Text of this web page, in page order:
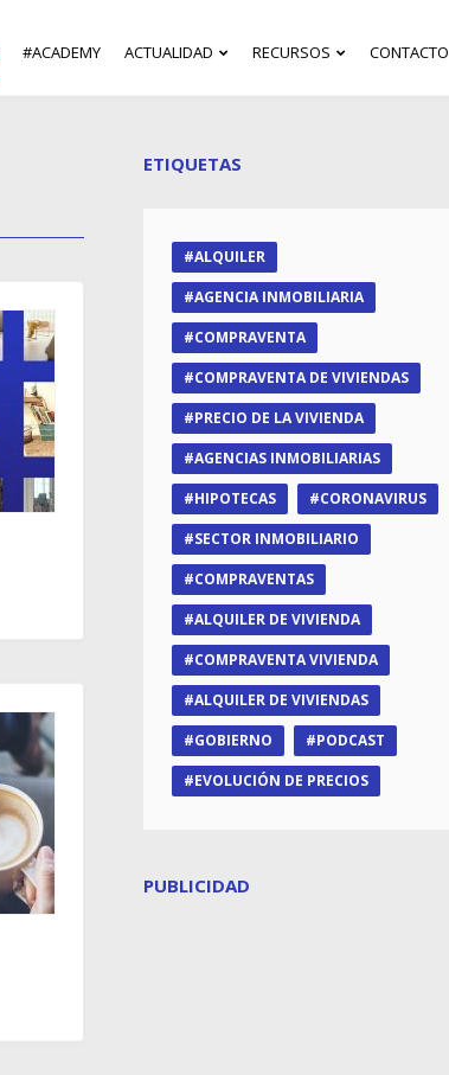
#ACADEMY ACTUALIDAD RECURSOS CONTACTO
ETIQUETAS
ALQUILER
AGENCIA INMOBILIARIA
COMPRAVENTA
COMPRAVENTA DE VIVIENDAS
PRECIO DE LA VIVIENDA
AGENCIAS INMOBILIARIAS
HIPOTECAS
CORONAVIRUS
SECTOR INMOBILIARIO
COMPRAVENTAS
ALQUILER DE VIVIENDA
COMPRAVENTA VIVIENDA
ALQUILER DE VIVIENDAS
GOBIERNO
PODCAST
EVOLUCIÓN DE PRECIOS
PUBLICIDAD